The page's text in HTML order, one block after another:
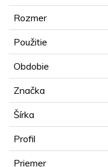
Rozmer
Použitie
Obdobie
Značka
Šírka
Profil
Priemer